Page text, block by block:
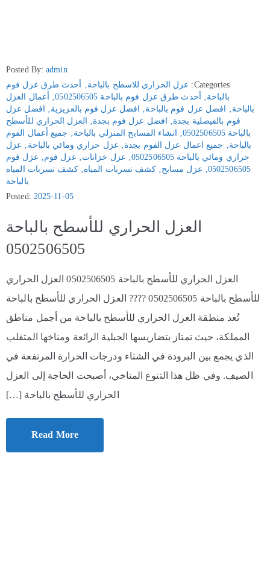
Posted By:admin
Categories:
عزل الحراري للاسطح بالباحة
أحدث طرق عزل فوم
بالباحة
أحدث طرق عزل فوم بالباحة 0502506505 ‚
أعمال العزل
بالباحة
افضل عزل فوم بالباحة افضل عزل فوم بالعزيزية
افضل عزل
فوم بالفيصلية بجدة
افضل عزل فوم بجدة
العزل الحراري للأسطح
بالباحة 0502506505
انشاء المسابح المنزلي بالباحة
جميع أعمال الفوم
بالباحة
جميع اعمال عزل الفوم بجدة عزل حراري ومائي بالباحة
عزل
حراري ومائي بالباحة 0502506505
‚ عزل خزانات عزل فوم
عزل فوم
0502506505
عزل مسابح ‚كشف تسربات المياه ‚كشف تسربات المياه
بالباحة
Posted: 2025-11-05
العزل الحراري للأسطح بالباحة
0502506505
العزل الحراري للأسطح بالباحة 0502506505 العزل الحراري
للأسطح بالباحة 0502506505 ????️ العزل الحراري للأسطح بالباحة
تُعد منطقة العزل الحراري للأسطح بالباحة من أجمل مناطق
المملكة، حيث تمتاز بتضاريسها الجبلية الرائعة ومناخها المتقلب
الذي يجمع بين البرودة في الشتاء ودرجات الحرارة المرتفعة في
الصيف. وفي ظل هذا التنوع المناخي، أصبحت الحاجة إلى العزل
الحراري للأسطح بالباحة […]
Read More